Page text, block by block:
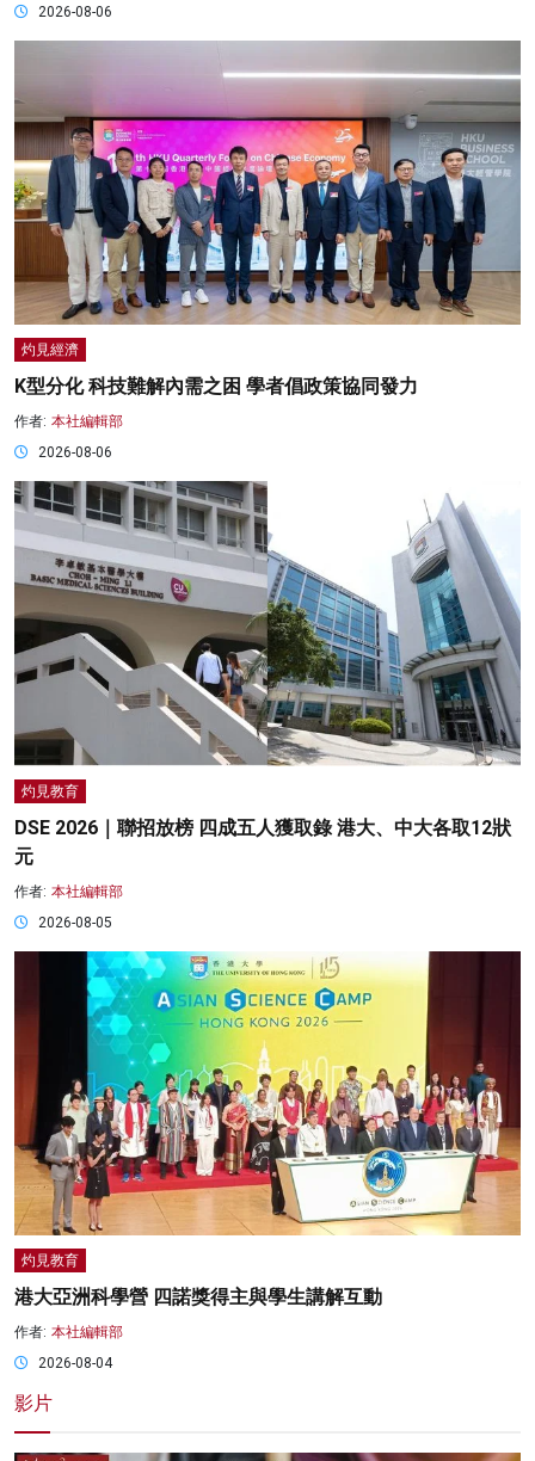
2026-08-06
灼見經濟
K型分化 科技難解內需之困 學者倡政策協同發力
作者: 本社編輯部
2026-08-06
灼見教育
DSE 2026｜聯招放榜 四成五人獲取錄 港大、中大各取12狀
元
作者: 本社編輯部
2026-08-05
灼見教育
港大亞洲科學營 四諾獎得主與學生講解互動
作者: 本社編輯部
2026-08-04
影片